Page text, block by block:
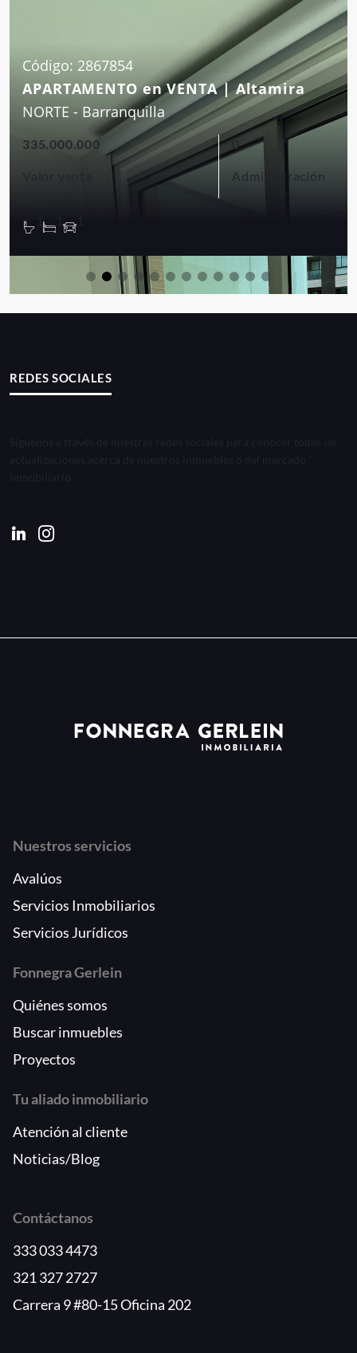
Código: 2867854
APARTAMENTO en VENTA | Altamira
NORTE - Barranquilla
335.000.000 0
Administración
REDES SOCIALES
Nuestros servicios
Avalúos
Servicios Inmobiliarios
Servicios Jurídicos
Fonnegra Gerlein
Quiénes somos
Buscar inmuebles
Proyectos
Tu aliado inmobiliario
Atención al cliente
Noticias/Blog
Contáctanos
333 033 4473
321 327 2727
Carrera 9 #80-15 Oficina 202